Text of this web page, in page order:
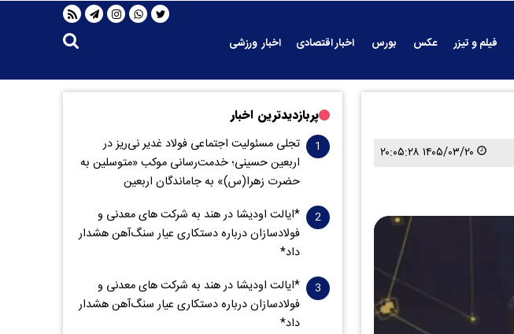
فیلم و تیزر عکس بورس اخبار اقتصادی
اخبار ورزشی
۱۴۰۵/۰۳/۲۰ ۲۰:۰۵:۲۸
پربازدیدترین اخبار
تجلی مسئولیت اجتماعی فولاد غدیر نی‌ریز در
اربعین حسینی؛ خدمت‌رسانی موکب «متوسلین به
حضرت زهرا(س)» به جاماندگان اربعین
*ایالت اودیشا در هند به شرکت های معدنی و
فولادسازان درباره دستکاری عیار سنگ‌آهن هشدار
داد*
*ایالت اودیشا در هند به شرکت های معدنی و
فولادسازان درباره دستکاری عیار سنگ‌آهن هشدار
داد*